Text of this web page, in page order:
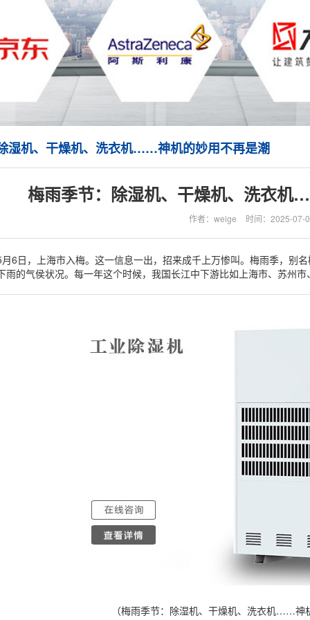
湿机、干燥机、洗衣机……神机的妙用不再是潮
梅雨季节：除湿机、干燥机、洗衣
作者：weige 时间：2025-07-
6日，上海市入梅。这一信息一出，招来成千上万惨叫。梅雨季，别
雨的气侯状况。每一年这个时候，我国长江中下游比如上海市、苏州
（梅雨季节：除湿机、干燥机、洗衣机……神